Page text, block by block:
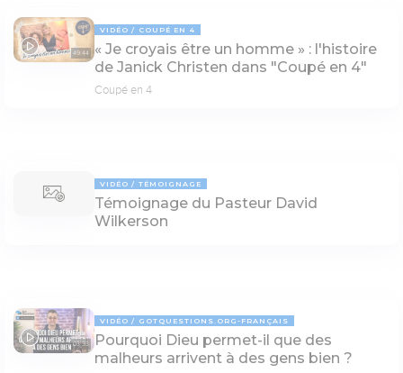
49:44
VIDÉO COUPÉ EN 4
« Je croyais être un homme » : l'histoire
de Janick Christen dans "Coupé en 4"
Coupé en 4
VIDÉO TÉMOIGNAGE
Témoignage du Pasteur David
Wilkerson
03:33
VIDÉO GOTQUESTIONS.ORG-FRANÇAIS
Pourquoi Dieu permet-il que des
malheurs arrivent à des gens bien ?